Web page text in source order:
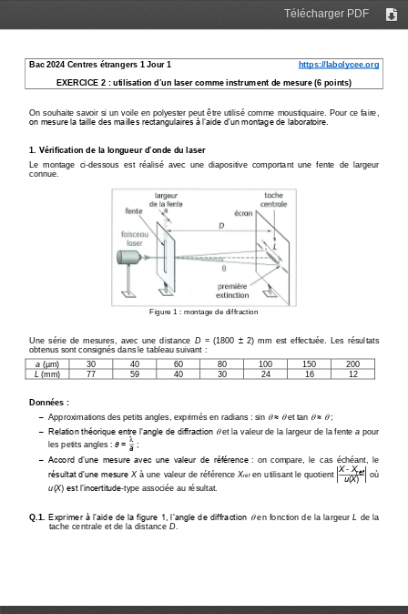
Télécharger PDF
Bac 2024 Centres étrangers 1 Jour 1 https://labolycee.org
EXERCICE 2 : utilisation d’un laser comme instrument de mesure (6 points)
On souhaite savoir si un voile en polyester peut être utilisé comme moustiquaire. Pour ce faire,
on mesure la taille des mailles rectangulaires à l’aide d’un montage de laboratoire.
1.
Vérification de la longueur d’onde du laser
Le  montage  ci-dessous  est  réalisé  avec  une  diapositive  comportant  une  fente  de  largeur
connue.
Figure 1 : montage de diffraction
Une  série  de  mesures,  avec  une  distance D =  (1800  2)  mm  est  effectuée.  Les  résultats
obtenus sont consignés dans le tableau suivant :
a (μm) 30 40 60 80 100 150
200
L (mm) 77 59 40 30 24 16 12
Données :
‒ Approximations des petits angles, exprimés en radians : sin  et tan  ;
‒ Relation théorique entre l’angle de diffraction et la valeur de la largeur de la fente a pour
les petits angles : 𝜃 =

a ;
‒ Accord  d’une  mesure  avec  une  valeur  de  référence :  on  compare,  le  cas  échéant,  le
résultat d’une mesure X à une valeur de référence Xréf en utilisant le quotient
X - Xréf
u(X)
où
u(X) est l’incertitude-type associée au résultat.
Q.1. Exprimer à l’aide de la figure 1, l’angle de diffraction en fonction de la largeur L de la
tache centrale et de la distance D.